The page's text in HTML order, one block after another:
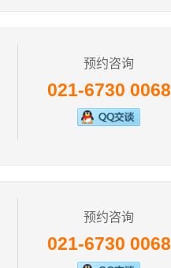
预约咨询
021-6730 0068
预约咨询
021-6730 0068